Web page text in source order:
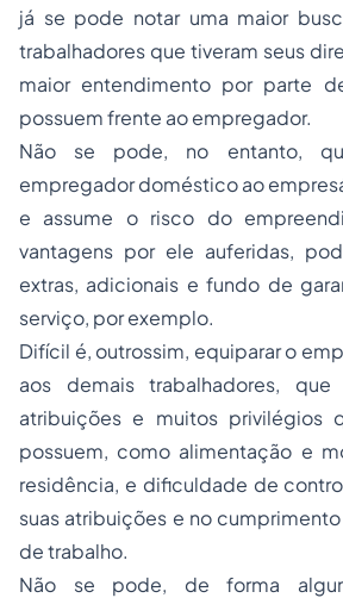
já se pode notar uma maior
trabalhadores que tiveram seus
maior entendimento por parte
possuem frente ao empregador.
Não se pode, no entanto,
empregador doméstico ao
e assume o risco do
vantagens por ele auferidas,
extras, adicionais e fundo de
serviço, por exemplo.
Difícil é, outrossim, equiparar o
aos demais trabalhadores,
atribuições e muitos privilégios
possuem, como alimentação e
residência, e dificuldade de
suas atribuições e no
de trabalho.
Não se pode, de forma